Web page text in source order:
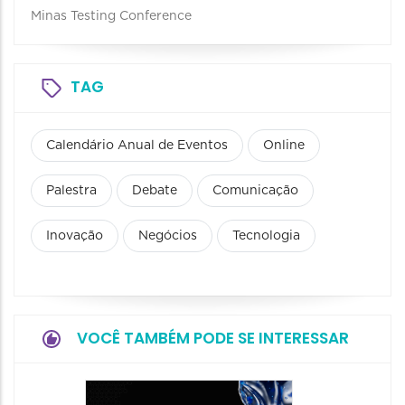
Minas Testing Conference
TAG
Calendário Anual de Eventos Online
Palestra Debate Comunicação
Inovação Negócios Tecnologia
VOCÊ TAMBÉM PODE SE INTERESSAR